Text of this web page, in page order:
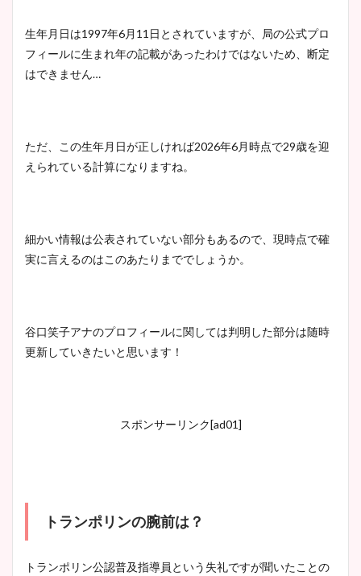
生年月日は1997年6月11日とされていますが、局の公式プロ
フィールに生まれ年の記載があったわけではないため、断定
はできません…
ただ、この生年月日が正しければ2026年6月時点で29歳を迎
えられている計算になりますね。
細かい情報は公表されていない部分もあるので、現時点で確
実に言えるのはこのあたりまででしょうか。
谷口笑子アナのプロフィールに関しては判明した部分は随時
更新していきたいと思います！
スポンサーリンク[ad01]
トランポリンの腕前は？
トランポリン公認普及指導員という失礼ですが聞いたことの